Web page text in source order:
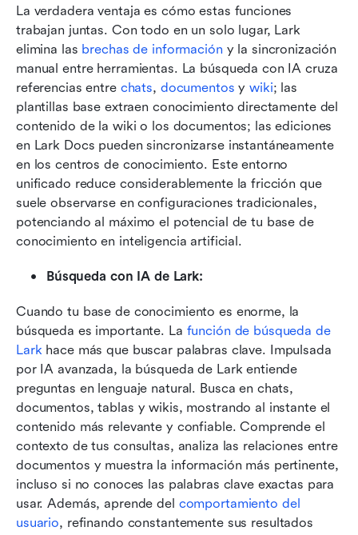
La verdadera ventaja es cómo estas funciones
trabajan juntas. Con todo en un solo lugar, Lark
elimina las brechas de información y la sincronización
manual entre herramientas. La búsqueda con IA cruza
referencias entre chats, documentos y wiki; las
plantillas base extraen conocimiento directamente del
contenido de la wiki o los documentos; las ediciones
en Lark Docs pueden sincronizarse instantáneamente
en los centros de conocimiento. Este entorno
unificado reduce considerablemente la fricción que
suele observarse en configuraciones tradicionales,
potenciando al máximo el potencial de tu base de
conocimiento en inteligencia artificial.
Búsqueda con IA de Lark:
Cuando tu base de conocimiento es enorme, la
búsqueda es importante. La función de búsqueda de
Lark hace más que buscar palabras clave. Impulsada
por IA avanzada, la búsqueda de Lark entiende
preguntas en lenguaje natural. Busca en chats,
documentos, tablas y wikis, mostrando al instante el
contenido más relevante y confiable. Comprende el
contexto de tus consultas, analiza las relaciones entre
documentos y muestra la información más pertinente,
incluso si no conoces las palabras clave exactas para
usar. Además, aprende del comportamiento del
usuario, refinando constantemente sus resultados